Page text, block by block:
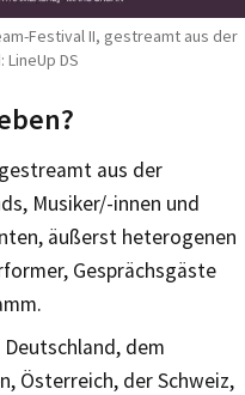
Festival II, gestreamt aus der
DS
aus der
Musiker/-innen und
äußerst heterogenen
Gesprächsgäste
dem
Österreich, der Schweiz,